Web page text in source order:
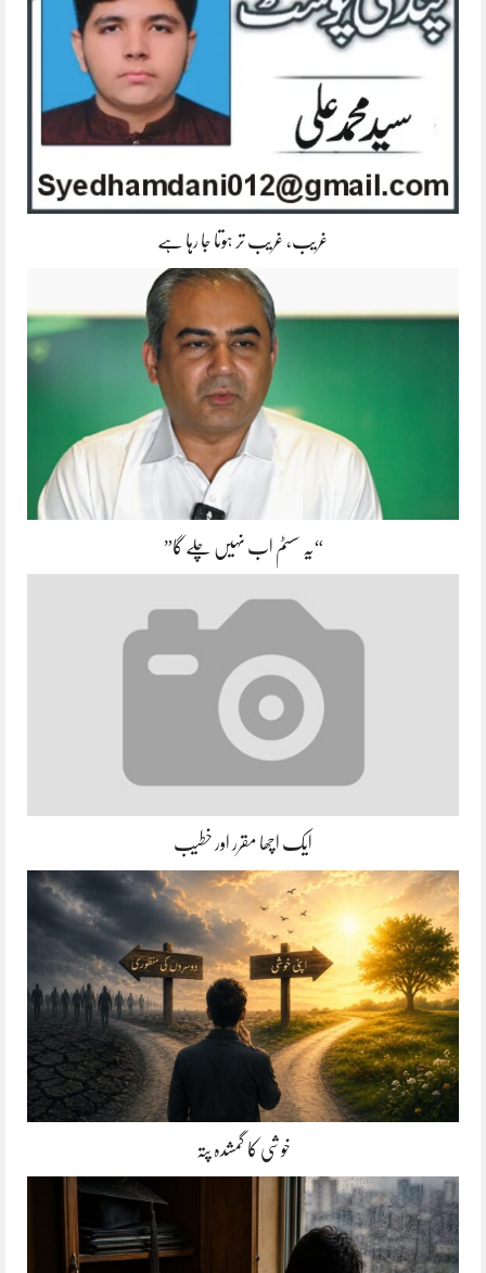
غریب، غریب تر ہوتا جا رہا ہے
“یہ سسٹم اب نہیں چلے گا”
ایک اچھا مقرر اور خطیب
خوشی کا گمشدہ پتہ